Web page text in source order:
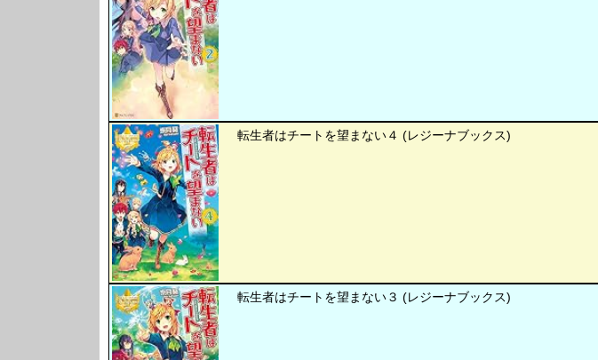
転生者はチートを望まない４ (レジーナブックス)
転生者はチートを望まない３ (レジーナブックス)